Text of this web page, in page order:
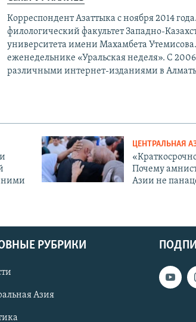
Корреспондент Азаттыка с ноября 2014
филологический факультет Западно-
университета имени Махамбета
еженедельнике «Уральская неделя». С 2006
различными интернет-изданиями в
ними
ЦЕНТРАЛЬНАЯ
Почему
Азии не
РУБРИКИ
Азия